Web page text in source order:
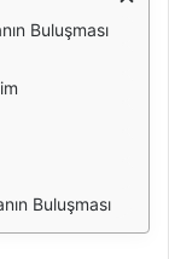
Buluşması
Buluşması